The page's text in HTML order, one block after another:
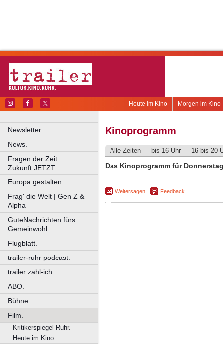
Morgen im Kino
Heute im Kino
Newsletter.
News.
Fragen der Zeit
Zukunft JETZT
Europa gestalten
Frag' die Welt | Gen Z &
Alpha
GuteNachrichten fürs
Gemeinwohl
Flugblatt.
trailer-ruhr podcast.
trailer zahl-ich.
ABO.
Bühne.
Film.
Kritikerspiegel Ruhr.
Heute im Kino
Kinoprogramm
Alle Zeiten bis 16 Uhr 16 bis 20
Das Kinoprogramm für
Weitersagen Feedback